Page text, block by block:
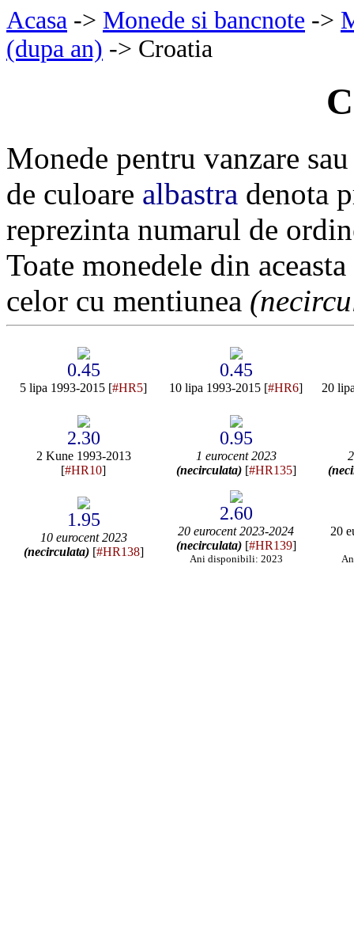
Acasa -> Monede si bancnote ->
(dupa an) -> Croatia
Monede pentru vanzare
de culoare albastra denota
reprezinta numarul de
Toate monedele din
celor cu mentiunea
0.45
5 lipa 1993-2015 [#HR5]
0.45
10 lipa 1993-2015 [#HR6] 20
2.30
2 Kune 1993-2013
[#HR10]
0.95
1 eurocent 2023
(necirculata)[#HR135]
1.95
10 eurocent 2023
(necirculata)[#HR138]
2.60
20 eurocent 2023-2024
(necirculata)[#HR139]
Ani disponibili: 2023
20